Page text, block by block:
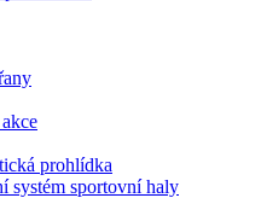
prohlídka
systém sportovní haly